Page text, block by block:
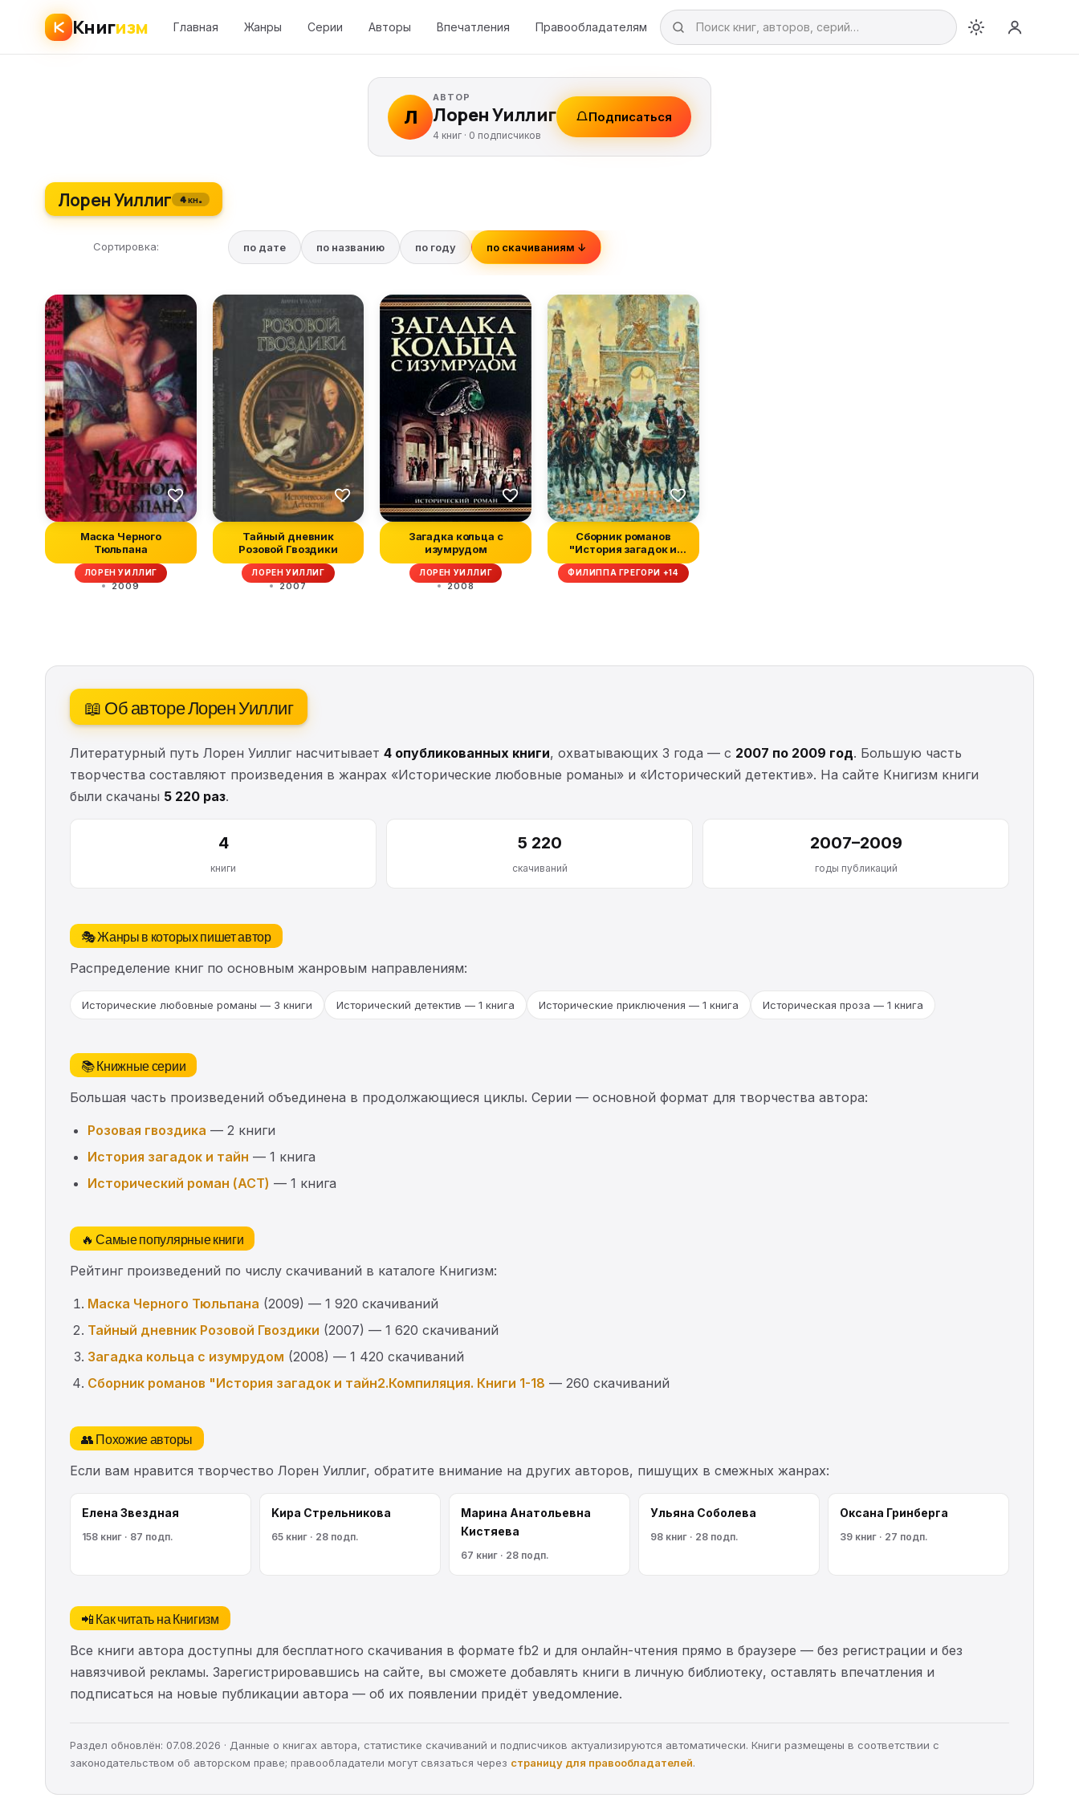
Книгизм Главная Жанры Серии Авторы Впечатления Правообладателям
Л
АВТОР
Лорен Уиллиг
4 книг · 0 подписчиков
Подписаться
Лорен Уиллиг 4 кн.
Сортировка: по дате по названию по году по скачиваниям ↓
Маска Черного
Тюльпана
ЛОРЕН УИЛЛИГ
2009
Тайный дневник
Розовой Гвоздики
ЛОРЕН УИЛЛИГ
2007
Загадка кольца с
изумрудом
ЛОРЕН УИЛЛИГ
2008
Сборник романов
"История загадок и
тайн2.Компиляци...
ФИЛИППА ГРЕГОРИ +14
📖 Об авторе Лорен Уиллиг
Литературный путь Лорен Уиллиг насчитывает 4 опубликованных книги, охватывающих 3 года — с 2007 по 2009 год. Большую часть
творчества составляют произведения в жанрах «Исторические любовные романы» и «Исторический детектив». На сайте Книгизм книги
были скачаны 5 220 раз.
4
книги
5 220
скачиваний
2007–2009
годы публикаций
🎭 Жанры в которых пишет автор
Распределение книг по основным жанровым направлениям:
Исторические любовные романы — 3 книги Исторический детектив — 1 книга Исторические приключения — 1 книга Историческая проза — 1 книга
📚 Книжные серии
Большая часть произведений объединена в продолжающиеся циклы. Серии — основной формат для творчества автора:
Розовая гвоздика — 2 книги
История загадок и тайн — 1 книга
Исторический роман (АСТ) — 1 книга
🔥 Самые популярные книги
Рейтинг произведений по числу скачиваний в каталоге Книгизм:
Маска Черного Тюльпана (2009) — 1 920 скачиваний
Тайный дневник Розовой Гвоздики (2007) — 1 620 скачиваний
Загадка кольца с изумрудом (2008) — 1 420 скачиваний
Сборник романов "История загадок и тайн2.Компиляция. Книги 1-18 — 260 скачиваний
👥 Похожие авторы
Если вам нравится творчество Лорен Уиллиг, обратите внимание на других авторов, пишущих в смежных жанрах:
Елена Звездная
158 книг · 87 подп.
Kирa Cтрeльникoва
65 книг · 28 подп.
Марина Анатольевна
Кистяева
67 книг · 28 подп.
Ульяна Соболева
98 книг · 28 подп.
Оксана Гринберга
39 книг · 27 подп.
📲 Как читать на Книгизм
Все книги автора доступны для бесплатного скачивания в формате fb2 и для онлайн-чтения прямо в браузере — без регистрации и без
навязчивой рекламы. Зарегистрировавшись на сайте, вы сможете добавлять книги в личную библиотеку, оставлять впечатления и
подписаться на новые публикации автора — об их появлении придёт уведомление.
Раздел обновлён: 07.08.2026 · Данные о книгах автора, статистике скачиваний и подписчиков актуализируются автоматически. Книги размещены в соответствии с
законодательством об авторском праве; правообладатели могут связаться через страницу для правообладателей.